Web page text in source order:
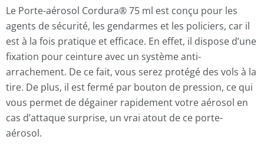
Le Porte-aérosol Cordura® 75 ml est conçu pour les
agents de sécurité, les gendarmes et les policiers, car il
est à la fois pratique et efficace. En effet, il dispose d’une
fixation pour ceinture avec un système anti-
arrachement. De ce fait, vous serez protégé des vols à la
tire. De plus, il est fermé par bouton de pression, ce qui
vous permet de dégainer rapidement votre aérosol en
cas d’attaque surprise, un vrai atout de ce porte-
aérosol.